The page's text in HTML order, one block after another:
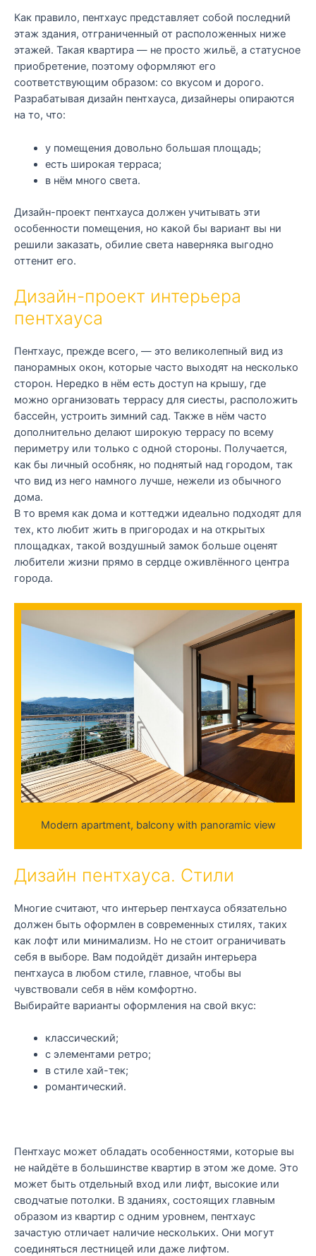
Как правило, пентхаус представляет собой последний
этаж здания, отграниченный от расположенных ниже
этажей. Такая квартира — не просто жильё, а статусное
приобретение, поэтому оформляют его
соответствующим образом: со вкусом и дорого.
Разрабатывая дизайн пентхауса, дизайнеры опираются
на то, что:
у помещения довольно большая площадь;
есть широкая терраса;
в нём много света.
Дизайн-проект пентхауса должен учитывать эти
особенности помещения, но какой бы вариант вы ни
решили заказать, обилие света наверняка выгодно
оттенит его.
Дизайн-проект интерьера
пентхауса
Пентхаус, прежде всего, — это великолепный вид из
панорамных окон, которые часто выходят на несколько
сторон. Нередко в нём есть доступ на крышу, где
можно организовать террасу для сиесты, расположить
бассейн, устроить зимний сад. Также в нём часто
дополнительно делают широкую террасу по всему
периметру или только с одной стороны. Получается,
как бы личный особняк, но поднятый над городом, так
что вид из него намного лучше, нежели из обычного
дома.
В то время как дома и коттеджи идеально подходят для
тех, кто любит жить в пригородах и на открытых
площадках, такой воздушный замок больше оценят
любители жизни прямо в сердце оживлённого центра
города.
Modern apartment, balcony with panoramic view
Дизайн пентхауса. Стили
Многие считают, что интерьер пентхауса обязательно
должен быть оформлен в современных стилях, таких
как лофт или минимализм. Но не стоит ограничивать
себя в выборе. Вам подойдёт дизайн интерьера
пентхауса в любом стиле, главное, чтобы вы
чувствовали себя в нём комфортно.
Выбирайте варианты оформления на свой вкус:
классический;
с элементами ретро;
в стиле хай-тек;
романтический.
Пентхаус может обладать особенностями, которые вы
не найдёте в большинстве квартир в этом же доме. Это
может быть отдельный вход или лифт, высокие или
сводчатые потолки. В зданиях, состоящих главным
образом из квартир с одним уровнем, пентхаус
зачастую отличает наличие нескольких. Они могут
соединяться лестницей или даже лифтом.